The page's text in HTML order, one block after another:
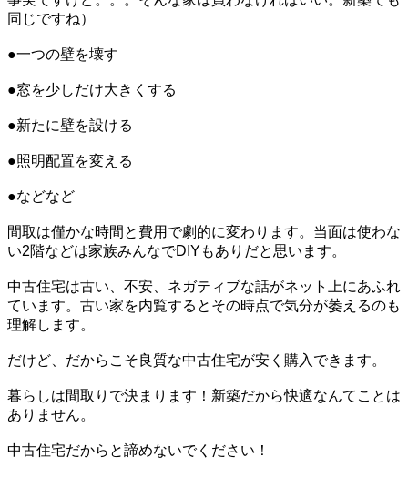
同じですね）
●一つの壁を壊す
●窓を少しだけ大きくする
●新たに壁を設ける
●照明配置を変える
●などなど
間取は僅かな時間と費用で劇的に変わります。当面は使わな
い2階などは家族みんなでDIYもありだと思います。
中古住宅は古い、不安、ネガティブな話がネット上にあふれ
ています。古い家を内覧するとその時点で気分が萎えるのも
理解します。
だけど、だからこそ良質な中古住宅が安く購入できます。
暮らしは間取りで決まります！新築だから快適なんてことは
ありません。
中古住宅だからと諦めないでください！